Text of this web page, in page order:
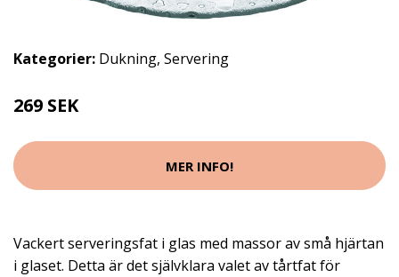
Kategorier: Dukning, Servering
269 SEK
MER INFO!
Vackert serveringsfat i glas med massor av små hjärtan
i glaset. Detta är det självklara valet av tårtfat för